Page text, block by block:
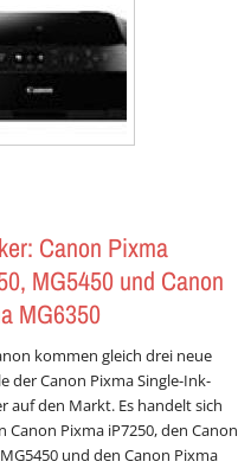
Canon Pixma
MG5450 und Canon
MG6350
kommen gleich drei neue
der Canon Pixma Single-Ink-
auf den Markt. Es handelt sich
Canon Pixma iP7250, den Canon
und den Canon Pixma